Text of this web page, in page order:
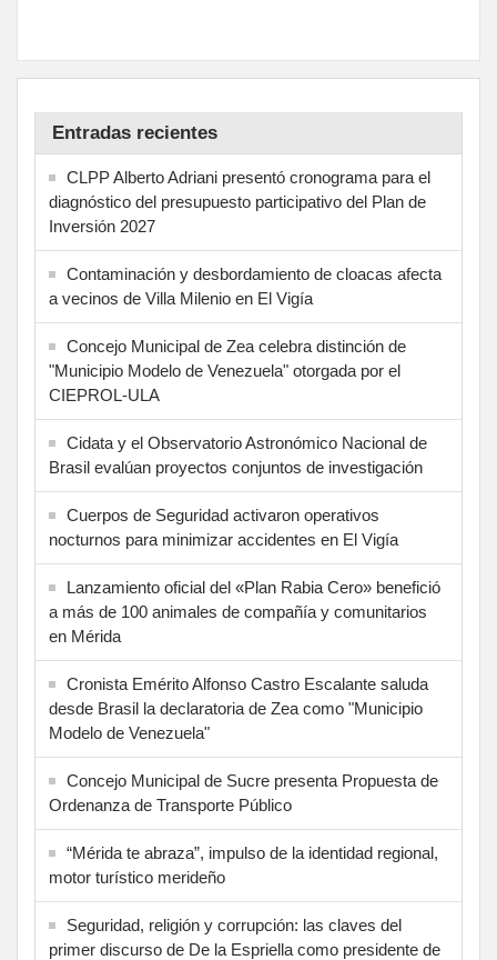
Entradas recientes
CLPP Alberto Adriani presentó cronograma para el
diagnóstico del presupuesto participativo del Plan de
Inversión 2027
Contaminación y desbordamiento de cloacas afecta
a vecinos de Villa Milenio en El Vigía
Concejo Municipal de Zea celebra distinción de
"Municipio Modelo de Venezuela" otorgada por el
CIEPROL-ULA
Cidata y el Observatorio Astronómico Nacional de
Brasil evalúan proyectos conjuntos de investigación
Cuerpos de Seguridad activaron operativos
nocturnos para minimizar accidentes en El Vigía
Lanzamiento oficial del «Plan Rabia Cero» benefició
a más de 100 animales de compañía y comunitarios
en Mérida
Cronista Emérito Alfonso Castro Escalante saluda
desde Brasil la declaratoria de Zea como "Municipio
Modelo de Venezuela"
Concejo Municipal de Sucre presenta Propuesta de
Ordenanza de Transporte Público
“Mérida te abraza”, impulso de la identidad regional,
motor turístico merideño
Seguridad, religión y corrupción: las claves del
primer discurso de De la Espriella como presidente de